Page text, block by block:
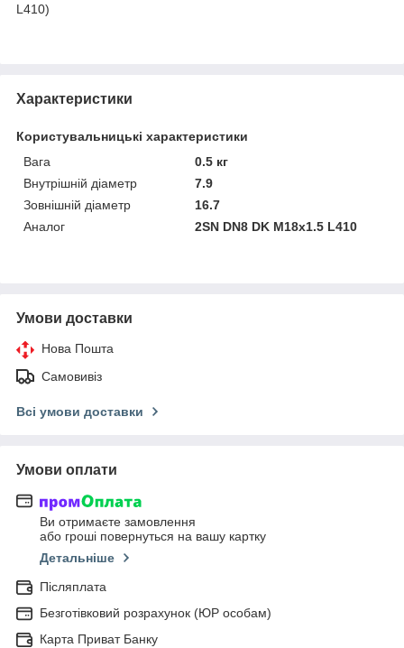
L410)
Характеристики
Користувальницькі характеристики
Вага
0.5 кг
Внутрішній діаметр
7.9
Зовнішній діаметр
16.7
Аналог
2SN DN8 DK M18x1.5 L410
Умови доставки
Нова Пошта
Самовивіз
Всі умови доставки
Умови оплати
Ви отримаєте замовлення
або гроші повернуться на вашу картку
Детальніше
Післяплата
Безготівковий розрахунок (ЮР особам)
Карта Приват Банку